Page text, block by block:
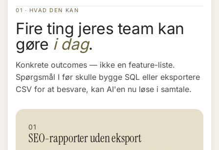
01 · HVAD DEN KAN
Fire ting jeres team kan
gøre i dag.
Konkrete outcomes — ikke en feature-liste.
Spørgsmål I før skulle bygge SQL eller eksportere
CSV for at besvare, kan AI'en nu løse i samtale.
01
SEO-rapporter uden eksport